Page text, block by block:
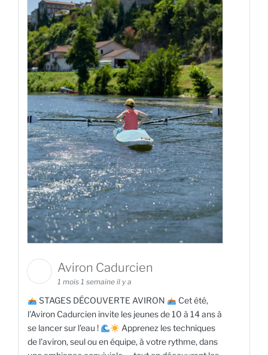
Aviron Cadurcien
1 mois 1 semaine il y a
STAGES DÉCOUVERTE AVIRON
Cet été,
l'Aviron Cadurcien invite les jeunes de 10 à 14 ans à
se lancer sur l'eau !
Apprenez les techniques
de l'aviron, seul ou en équipe, à votre rythme, dans